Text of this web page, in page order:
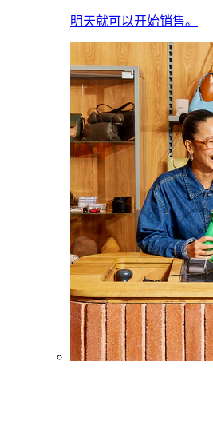
明天就可以开始销售。